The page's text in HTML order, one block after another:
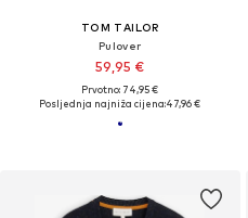
TOM TAILOR
Pulover
59,95 €
Prvotno: 74,95 €
Posljednja najniža cijena:47,96 €